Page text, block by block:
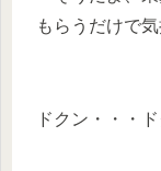
もらうだけで
ドクン・・・